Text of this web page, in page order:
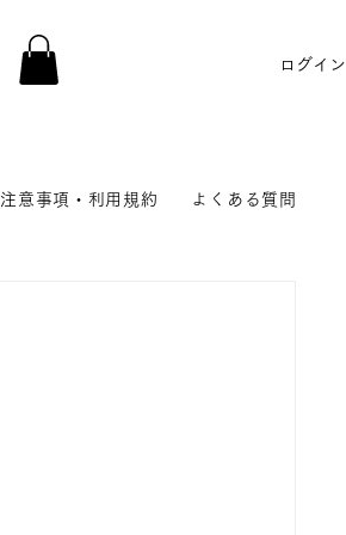
ログイン
注意事項・利用規約 よくある質問